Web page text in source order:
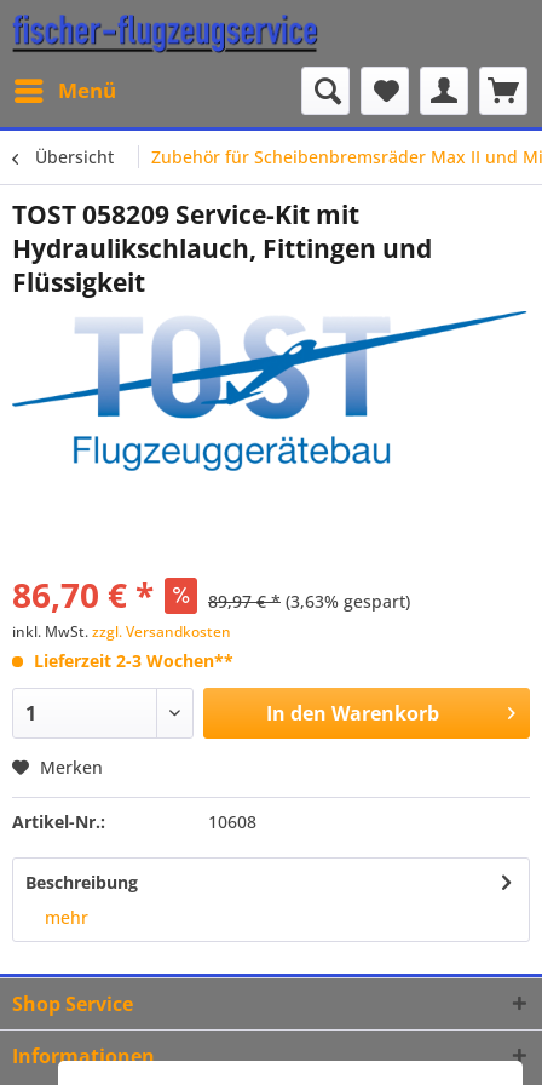
Menü
Übersicht Zubehör für Scheibenbremsräder Max II und
TOST 058209 Service-Kit mit
Hydraulikschlauch, Fittingen und
Flüssigkeit
86,70 € * 89,97 € * (3,63% gespart)
inkl. MwSt.zzgl. Versandkosten
Lieferzeit 2-3 Wochen**
In den Warenkorb
Merken
Artikel-Nr.: 10608
Beschreibung
mehr
Shop Service
Informationen